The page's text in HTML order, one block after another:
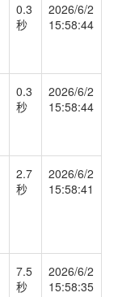
0.3
秒
2026/6/2
15:58:44
0.3
秒
2026/6/2
15:58:44
2.7
秒
2026/6/2
15:58:41
7.5
秒
2026/6/2
15:58:35